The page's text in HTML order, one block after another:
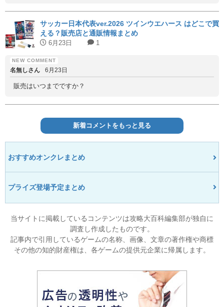
サッカー日本代表ver.2026 ツインウエハース はどこで買
える？販売店と通販情報まとめ
6月23日 1
名無しさん 6月23日
販売はいつまでですか？
新着コメントをもっと見る
おすすめオンクレまとめ
プライズ登場予定まとめ
当サイトに掲載しているコンテンツは攻略大百科編集部が独自に
調査し作成したものです。
記事内で引用しているゲームの名称、画像、文章の著作権や商標
その他の知的財産権は、各ゲームの提供元企業に帰属します。